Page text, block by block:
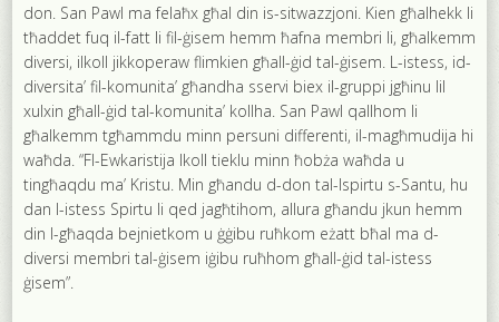
don. San Pawl ma felaħx għal din is-sitwazzjoni. Kien għalhekk li
tħaddet fuq il-fatt li fil-ġisem hemm ħafna membri li, għalkemm
diversi, ilkoll jikkoperaw flimkien għall-ġid tal-ġisem. L-istess, id-
diversita’ fil-komunita’ għandha sservi biex il-gruppi jgħinu lil
xulxin għall-ġid tal-komunita’ kollha. San Pawl qallhom li
għalkemm tgħammdu minn persuni differenti, il-magħmudija hi
waħda. “Fl-Ewkaristija lkoll tieklu minn ħobża waħda u
tingħaqdu ma’ Kristu. Min għandu d-don tal-Ispirtu s-Santu, hu
dan l-istess Spirtu li qed jagħtihom, allura għandu jkun hemm
din l-għaqda bejnietkom u ġġibu ruħkom eżatt bħal ma d-
diversi membri tal-ġisem iġibu ruħhom għall-ġid tal-istess
ġisem”.